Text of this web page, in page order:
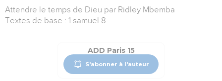
Attendre le temps de Dieu par Ridley Mbemba
Textes de base : 1 samuel 8
ADD Paris 15
S'abonner à l'auteur